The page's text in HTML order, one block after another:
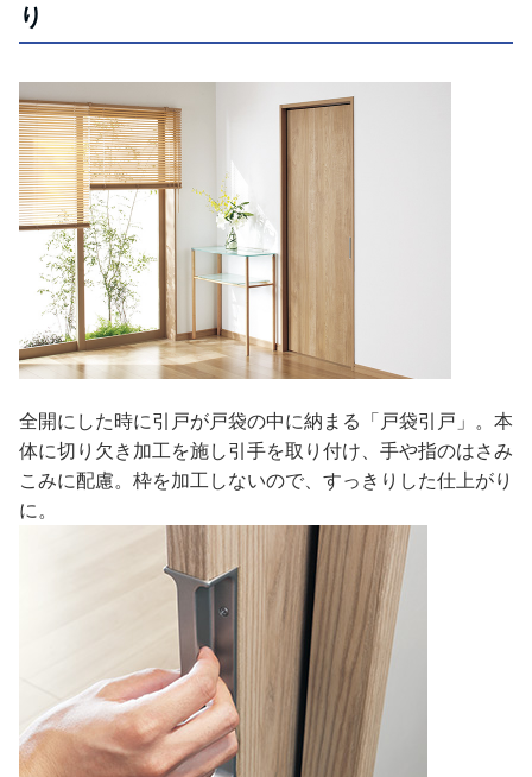
り
全開にした時に引戸が戸袋の中に納まる「戸袋引戸」。本
体に切り欠き加工を施し引手を取り付け、手や指のはさみ
こみに配慮。枠を加工しないので、すっきりした仕上がり
に。